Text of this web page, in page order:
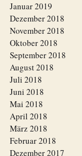
Januar 2019
Dezember 2018
November 2018
Oktober 2018
September 2018
August 2018
Juli 2018
Juni 2018
Mai 2018
April 2018
März 2018
Februar 2018
Dezember 2017